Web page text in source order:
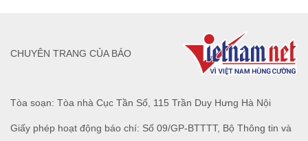
Tòa soạn: Tòa nhà Cục Tần Số, 115 Trần Duy Hưng Hà Nội
Giấy phép hoạt động báo chí: Số 09/GP-BTTTT, Bộ Thông tin và
CHUYÊN TRANG CỦA BÁO